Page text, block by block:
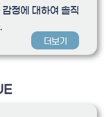
정에 대하여 솔직
더보기